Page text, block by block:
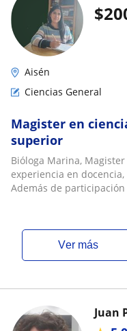
$
Aisén
Ciencias General
Magister en
superior
Bióloga Marina,
experiencia en
Además de participación
ver más
Juan